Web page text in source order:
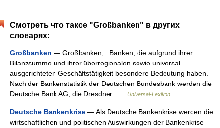
Смотреть что такое "Großbanken" в других
словарях:
Großbanken — Großbanken, Banken, die aufgrund ihrer
Bilanzsumme und ihrer überregionalen sowie universal
ausgerichteten Geschäftstätigkeit besondere Bedeutung haben.
Nach der Bankenstatistik der Deutschen Bundesbank werden die
Deutsche Bank AG, die Dresdner …
Universal-Lexikon
Deutsche Bankenkrise — Als Deutsche Bankenkrise werden die
wirtschaftlichen und politischen Auswirkungen der Bankenkrise